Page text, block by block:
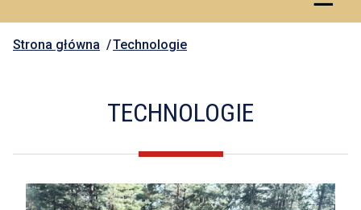
Strona główna Technologie
TECHNOLOGIE